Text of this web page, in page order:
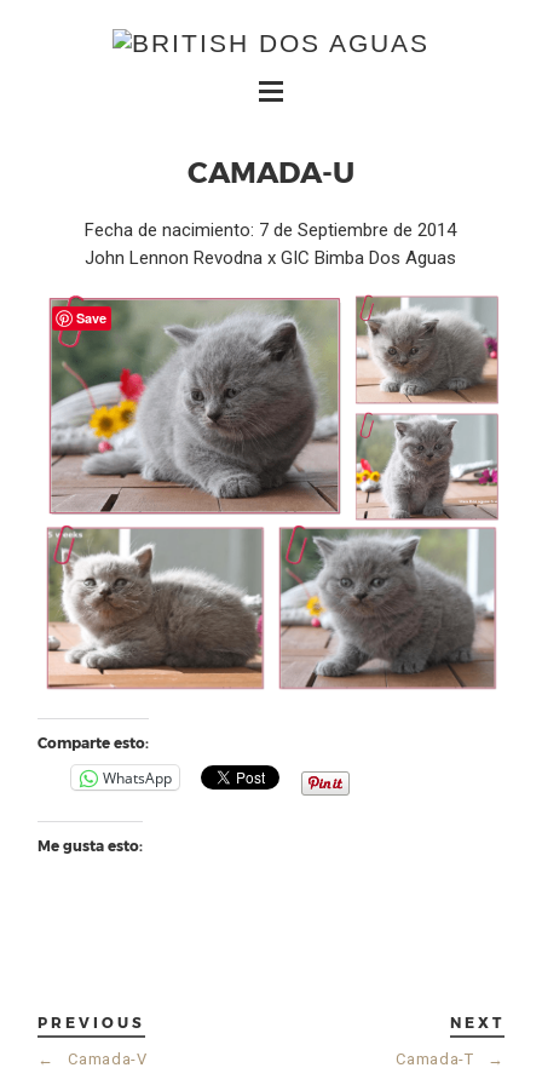
CAMADA-U
Fecha de nacimiento: 7 de Septiembre de 2014
John Lennon Revodna x GIC Bimba Dos Aguas
Comparte esto:
WhatsApp
Me gusta esto:
PREVIOUS
← Camada-V
NEXT
Camada-T →
Save